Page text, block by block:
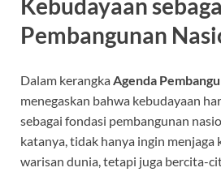
Pembangunan
Dalam kerangkaAgenda
menegaskan bahwa kebudayaan
sebagai fondasi pembangunan
katanya, tidak hanya ingin menjaga
warisan dunia, tetapi juga bercita-